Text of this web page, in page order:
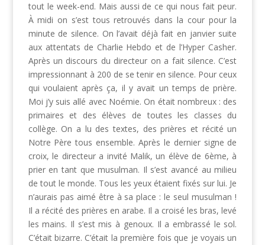
tout le week-end. Mais aussi de ce qui nous fait peur.
À midi on s’est tous retrouvés dans la cour pour la
minute de silence. On l’avait déjà fait en janvier suite
aux attentats de Charlie Hebdo et de l’Hyper Casher.
Après un discours du directeur on a fait silence. C’est
impressionnant à 200 de se tenir en silence. Pour ceux
qui voulaient après ça, il y avait un temps de prière.
Moi j’y suis allé avec Noémie. On était nombreux : des
primaires et des élèves de toutes les classes du
collège. On a lu des textes, des prières et récité un
Notre Père tous ensemble. Après le dernier signe de
croix, le directeur a invité Malik, un élève de 6ème, à
prier en tant que musulman. Il s’est avancé au milieu
de tout le monde. Tous les yeux étaient fixés sur lui. Je
n’aurais pas aimé être à sa place : le seul musulman !
Il a récité des prières en arabe. Il a croisé les bras, levé
les mains. Il s’est mis à genoux. Il a embrassé le sol.
C’était bizarre. C’était la première fois que je voyais un